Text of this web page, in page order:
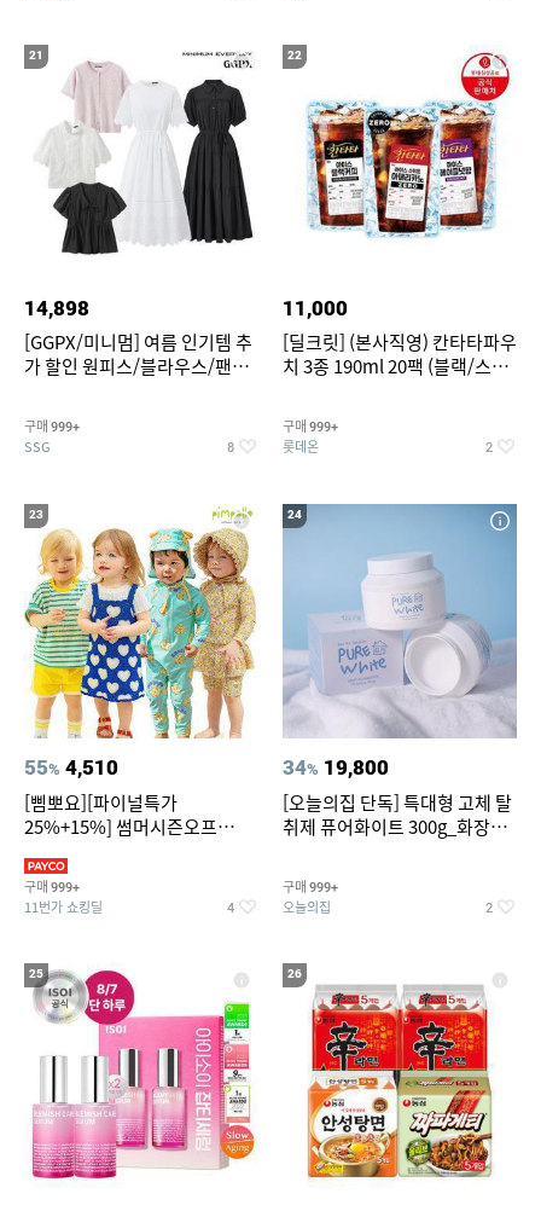
21
14,898
[GGPX/미니멈] 여름 인기템 추
가 할인 원피스/블라우스/팬츠
구매 999+
SSG 8
22
11,000
[딜크릿] (본사직영) 칸타타파우
치 3종 190ml 20팩 (블랙/스위
구매 999+
롯데온 2
23
55% 4,510
[삠뽀요][파이널특가
25%+15%] 썸머시즌오프
영복/티셔츠/
구매 999+
11번가 쇼킹딜 4
24
34% 19,800
[오늘의집 단독] 특대형 고체 탈
취제 퓨어화이트 300g_화장실
구매 999+
오늘의집 2
25 26